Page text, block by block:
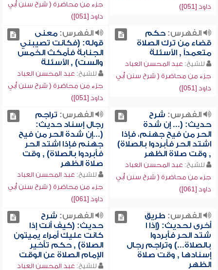
داود [051])
جزء من محاضرة ( شرح سنن أبي
داود [051])
الفهرس:حكم
قضاء من ترك الصلاة
متعمداً , الأسئلة
للشيخ: عبد المحسن العباد
جزء من محاضرة ( شرح سنن أبي
داود [051])
الفهرس:معنى
قوله: (فكانت تصيبني
الجنابة فأمكث الخمس
والست) , الأسئلة
للشيخ: عبد المحسن العباد
جزء من محاضرة ( شرح سنن أبي
داود [051])
الفهرس: شرح
حديث: (... إن شدة
الحر من فيح جهنم، فإذا
اشتد الحر فأبردوا بالصلاة)
, وقت صلاة الظهر
للشيخ: عبد المحسن العباد
جزء من محاضرة ( شرح سنن أبي
داود [061])
الفهرس: تراجم
رجال إسناد حديث:
(...إن شدة الحر من فيح
جهنم فإذا اشتد الحر
فأبردوا بالصلاة) , وقت
صلاة الظهر
للشيخ: عبد المحسن العباد
جزء من محاضرة ( شرح سنن أبي
داود [061])
الفهرس: طريق
أخرى لحديث: (إذا ا
شتد الحر فأبردوا
بالصلاة...) وتراجم رجال
إسنادها , وقت صلاة
الظهر
الفهرس: شرح
حديث: (كيف أنت إذا
كانت عليك أمراء يميتون
الصلاة) , حكم تأخير
الإمام الصلاة عن الوقت
للشيخ: عبد المحسن العباد